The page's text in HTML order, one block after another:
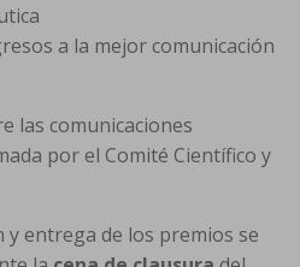
a la mejor comunicación
las comunicaciones
por el Comité Científico y
y entrega de los premios se